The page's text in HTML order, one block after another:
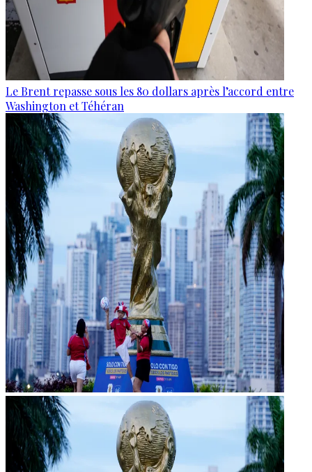
Le Brent repasse sous les 80 dollars après l’accord entre
Washington et Téhéran